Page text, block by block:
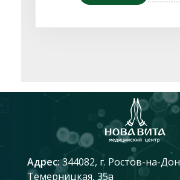
Адрес:344082, г. Ростов-на-
Темерницкая, 35а